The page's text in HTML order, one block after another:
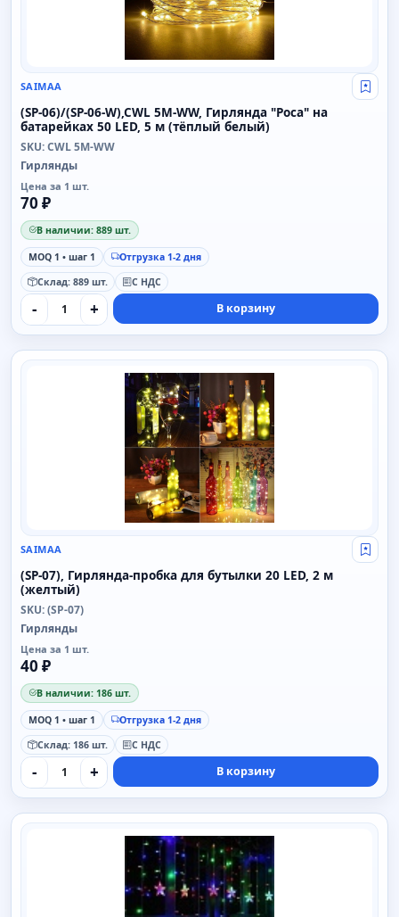
SAIMAA Свой
(SP-06)/(SP-06-W),CWL 5M-WW, Гирлянда "Роса" на
батарейках 50 LED, 5 м (тёплый белый)
SKU: CWL 5M-WW
Гирлянды
Цена за 1 шт.
70 ₽
В наличии: 889 шт.
MOQ 1 • шаг 1
Отгрузка 1-2 дня
Склад: 889 шт.
С НДС
- + В корзину
SAIMAA
SAIMAA Свой
(SP-07), Гирлянда-пробка для бутылки 20 LED, 2 м
(желтый)
SKU: (SP-07)
Гирлянды
Цена за 1 шт.
40 ₽
В наличии: 186 шт.
MOQ 1 • шаг 1
Отгрузка 1-2 дня
Склад: 186 шт.
С НДС
- + В корзину
SAIMAA